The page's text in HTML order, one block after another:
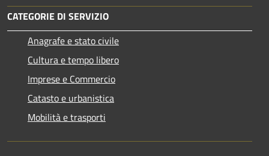
CATEGORIE DI SERVIZIO
Anagrafe e stato civile
Cultura e tempo libero
Imprese e Commercio
Catasto e urbanistica
Mobilità e trasporti